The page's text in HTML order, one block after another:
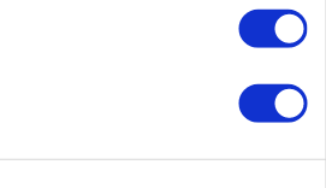
tilskud til naturprojekter